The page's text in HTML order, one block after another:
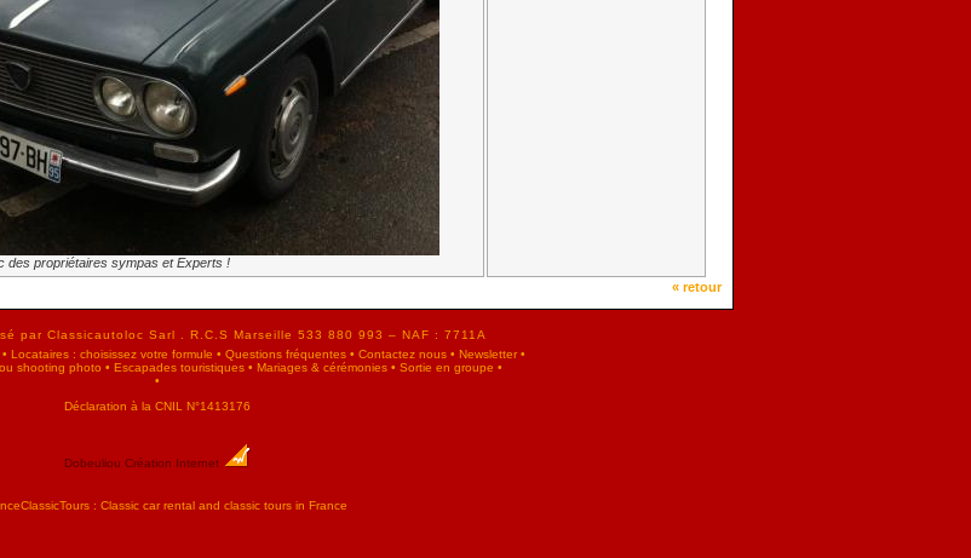
des propriétaires sympas et Experts !
« retour
par Classicautoloc Sarl . R.C.S Marseille 533 880 993 – NAF : 7711A
• Locataires : choisissez votre formule • Questions fréquentes • Contactez nous • Newsletter •
shooting photo • Escapades touristiques• Mariages & cérémonies• Sortie en groupe •
•
Déclaration à la CNIL N°1413176
Dobeuliou Création Internet
: Classic car rental and classic tours in France